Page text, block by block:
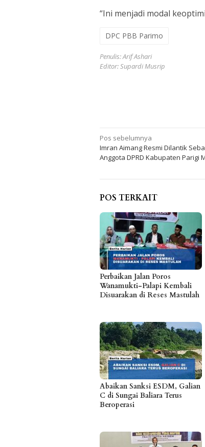
“Ini menjadi modal
DPC PBB Parimo
Penulis: Arif Ashari
Editor: Supardi Musrip
Navigasi
pos
Pos sebelumnya
Imran Aimang Resmi Dilantik
Anggota DPRD Kabupaten Parigi
POS TERKAIT
Perbaikan Jalan Poros
Wanamukti-Palapi Kembali
Disuarakan di Reses Mastulah
Abaikan Sanksi ESDM, Galian
C di Sungai Baliara Terus
Beroperasi